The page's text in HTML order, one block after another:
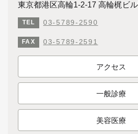
東京都港区高輪1-2-17 高輪梶ビ
TEL 03-5789-2590
FAX 03-5789-2591
アクセス
一般診療
美容医療